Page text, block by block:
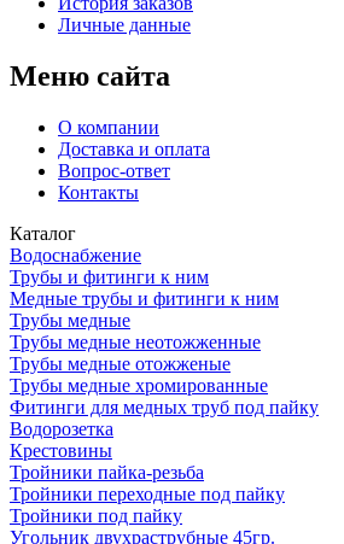
Личные данные
Меню сайта
О компании
Доставка и оплата
Вопрос-ответ
Контакты
Каталог
Водоснабжение
Трубы и фитинги к ним
Медные трубы и фитинги к ним
Трубы медные
Трубы медные неотожженные
Трубы медные отожженые
Трубы медные хромированные
Фитинги для медных труб под пайку
Водорозетка
Крестовины
Тройники пайка-резьба
Тройники переходные под пайку
Тройники под пайку
Угольник двухраструбные 45гр.